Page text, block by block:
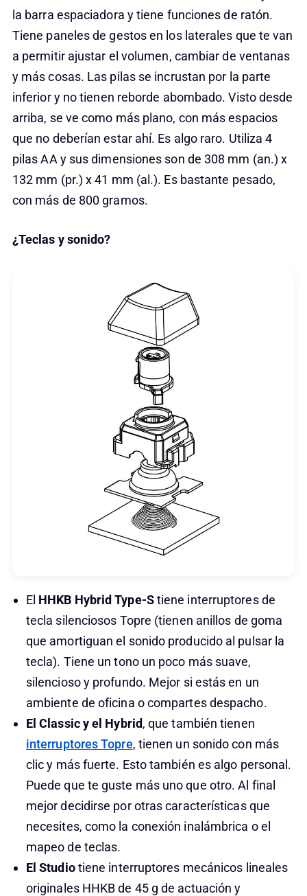
la barra espaciadora y tiene funciones de ratón.
Tiene paneles de gestos en los laterales que te van
a permitir ajustar el volumen, cambiar de ventanas
y más cosas. Las pilas se incrustan por la parte
inferior y no tienen reborde abombado. Visto desde
arriba, se ve como más plano, con más espacios
que no deberían estar ahí. Es algo raro. Utiliza 4
pilas AA y sus dimensiones son de 308 mm (an.) x
132 mm (pr.) x 41 mm (al.). Es bastante pesado,
con más de 800 gramos.
¿Teclas y sonido?
El HHKB Hybrid Type-Stiene interruptores de
tecla silenciosos Topre (tienen anillos de goma
que amortiguan el sonido producido al pulsar la
tecla). Tiene un tono un poco más suave,
silencioso y profundo. Mejor si estás en un
ambiente de oficina o compartes despacho.
El Classic y el Hybrid, que también tienen
interruptores Topre, tienen un sonido con más
clic y más fuerte. Esto también es algo personal.
Puede que te guste más uno que otro. Al final
mejor decidirse por otras características que
necesites, como la conexión inalámbrica o el
mapeo de teclas.
El Studiotiene interruptores mecánicos lineales
originales HHKB de 45 g de actuación y